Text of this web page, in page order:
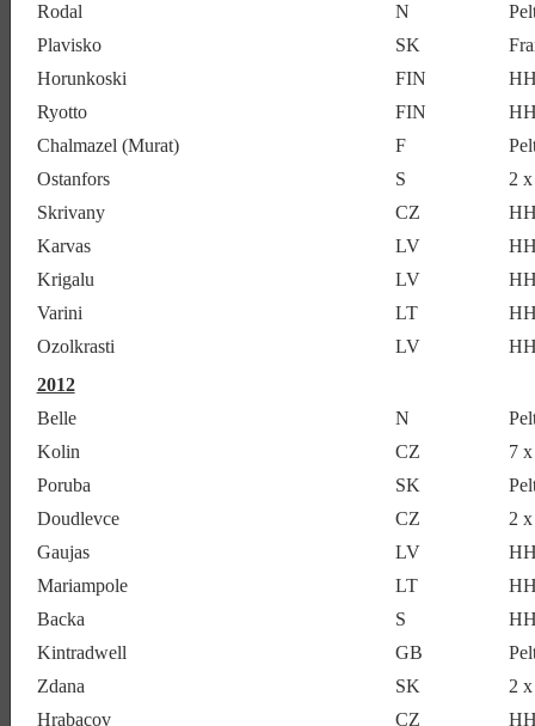
Rodal
N
Plavisko
SK
Horunkoski
FIN
Ryotto
FIN
Chalmazel (Murat)
F
Ostanfors
S
2
Skrivany
CZ
Karvas
LV
Krigalu
LV
Varini
LT
Ozolkrasti
LV
2012
Belle
N
Kolin
CZ
7
Poruba
SK
Doudlevce
CZ
2
Gaujas
LV
Mariampole
LT
Backa
S
Kintradwell
GB
Zdana
SK
2
Hrabacov
CZ